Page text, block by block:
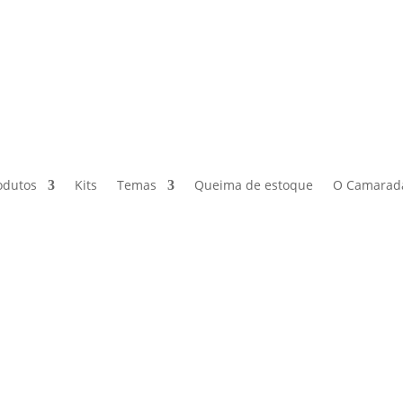
Kits Temas Queima de estoque O